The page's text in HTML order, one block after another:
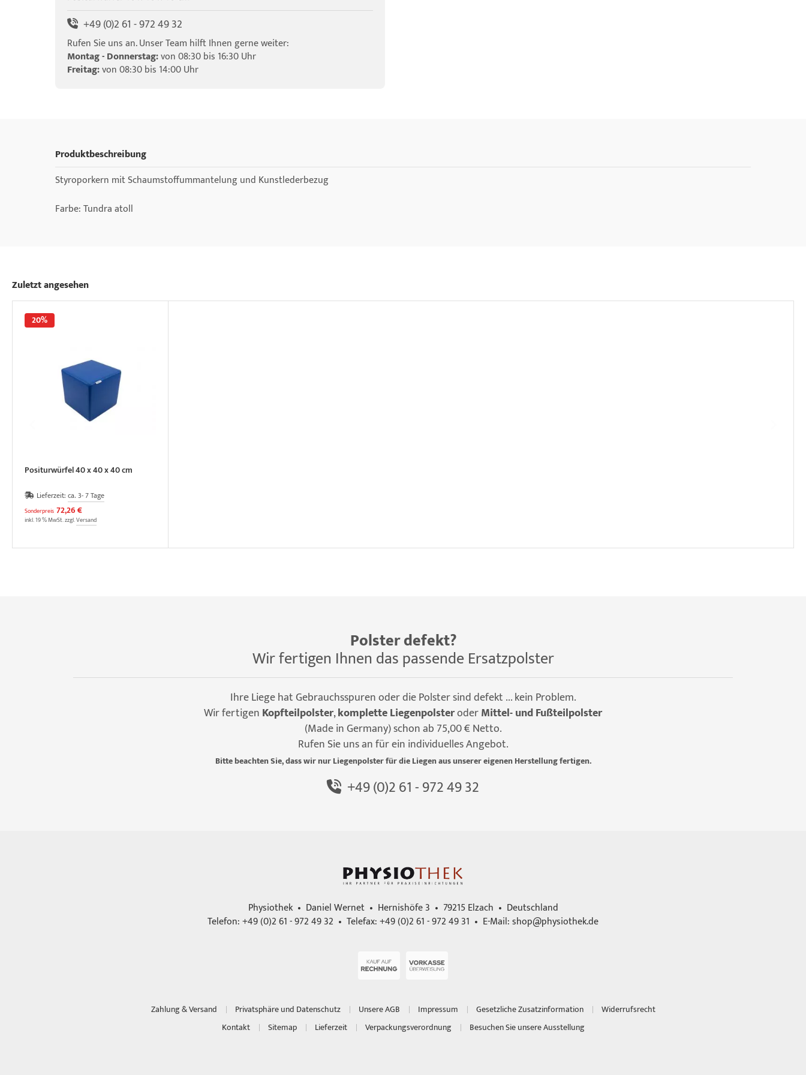
+49 (0)2 61 - 972 49 32
Rufen Sie uns an. Unser Team hilft Ihnen gerne weiter:
Montag - Donnerstag:von 08:30 bis 16:30 Uhr
Freitag:von 08:30 bis 14:00 Uhr
Produktbeschreibung
Styroporkern mit Schaumstoffummantelung und Kunstlederbezug
Farbe: Tundra atoll
Zuletzt angesehen
Positurwürfel 40 x 40 x 40 cm
Lieferzeit: ca. 3- 7 Tage
Sonderpreis 72,26 €
20%
inkl. 19 % MwSt. zzgl.Versand
Polster defekt?
Wir fertigen Ihnen das passende Ersatzpolster
Ihre Liege hat Gebrauchsspuren oder die Polster sind defekt ... kein Problem.
Wir fertigen Kopfteilpolster,komplette LiegenpolsteroderMittel- und Fußteilpolster
(Made in Germany) schon ab 75,00 € Netto.
Rufen Sie uns an für ein individuelles Angebot.
Bitte beachten Sie, dass wir nur Liegenpolster für die Liegen aus unserer eigenen Herstellung fertigen.
+49 (0)2 61 - 972 49 32
Physiothek • Daniel Wernet • Hernishöfe 3 • 79215 Elzach • Deutschland
Telefon: +49 (0)2 61 - 972 49 32 • Telefax: +49 (0)2 61 - 972 49 31 • E-Mail:shop@physiothek.de
Zahlung & Versand Privatsphäre und Datenschutz Unsere AGB Impressum Gesetzliche Zusatzinformation
Widerrufsrecht
Kontakt
Sitemap Lieferzeit Verpackungsverordnung Besuchen Sie unsere Ausstellung